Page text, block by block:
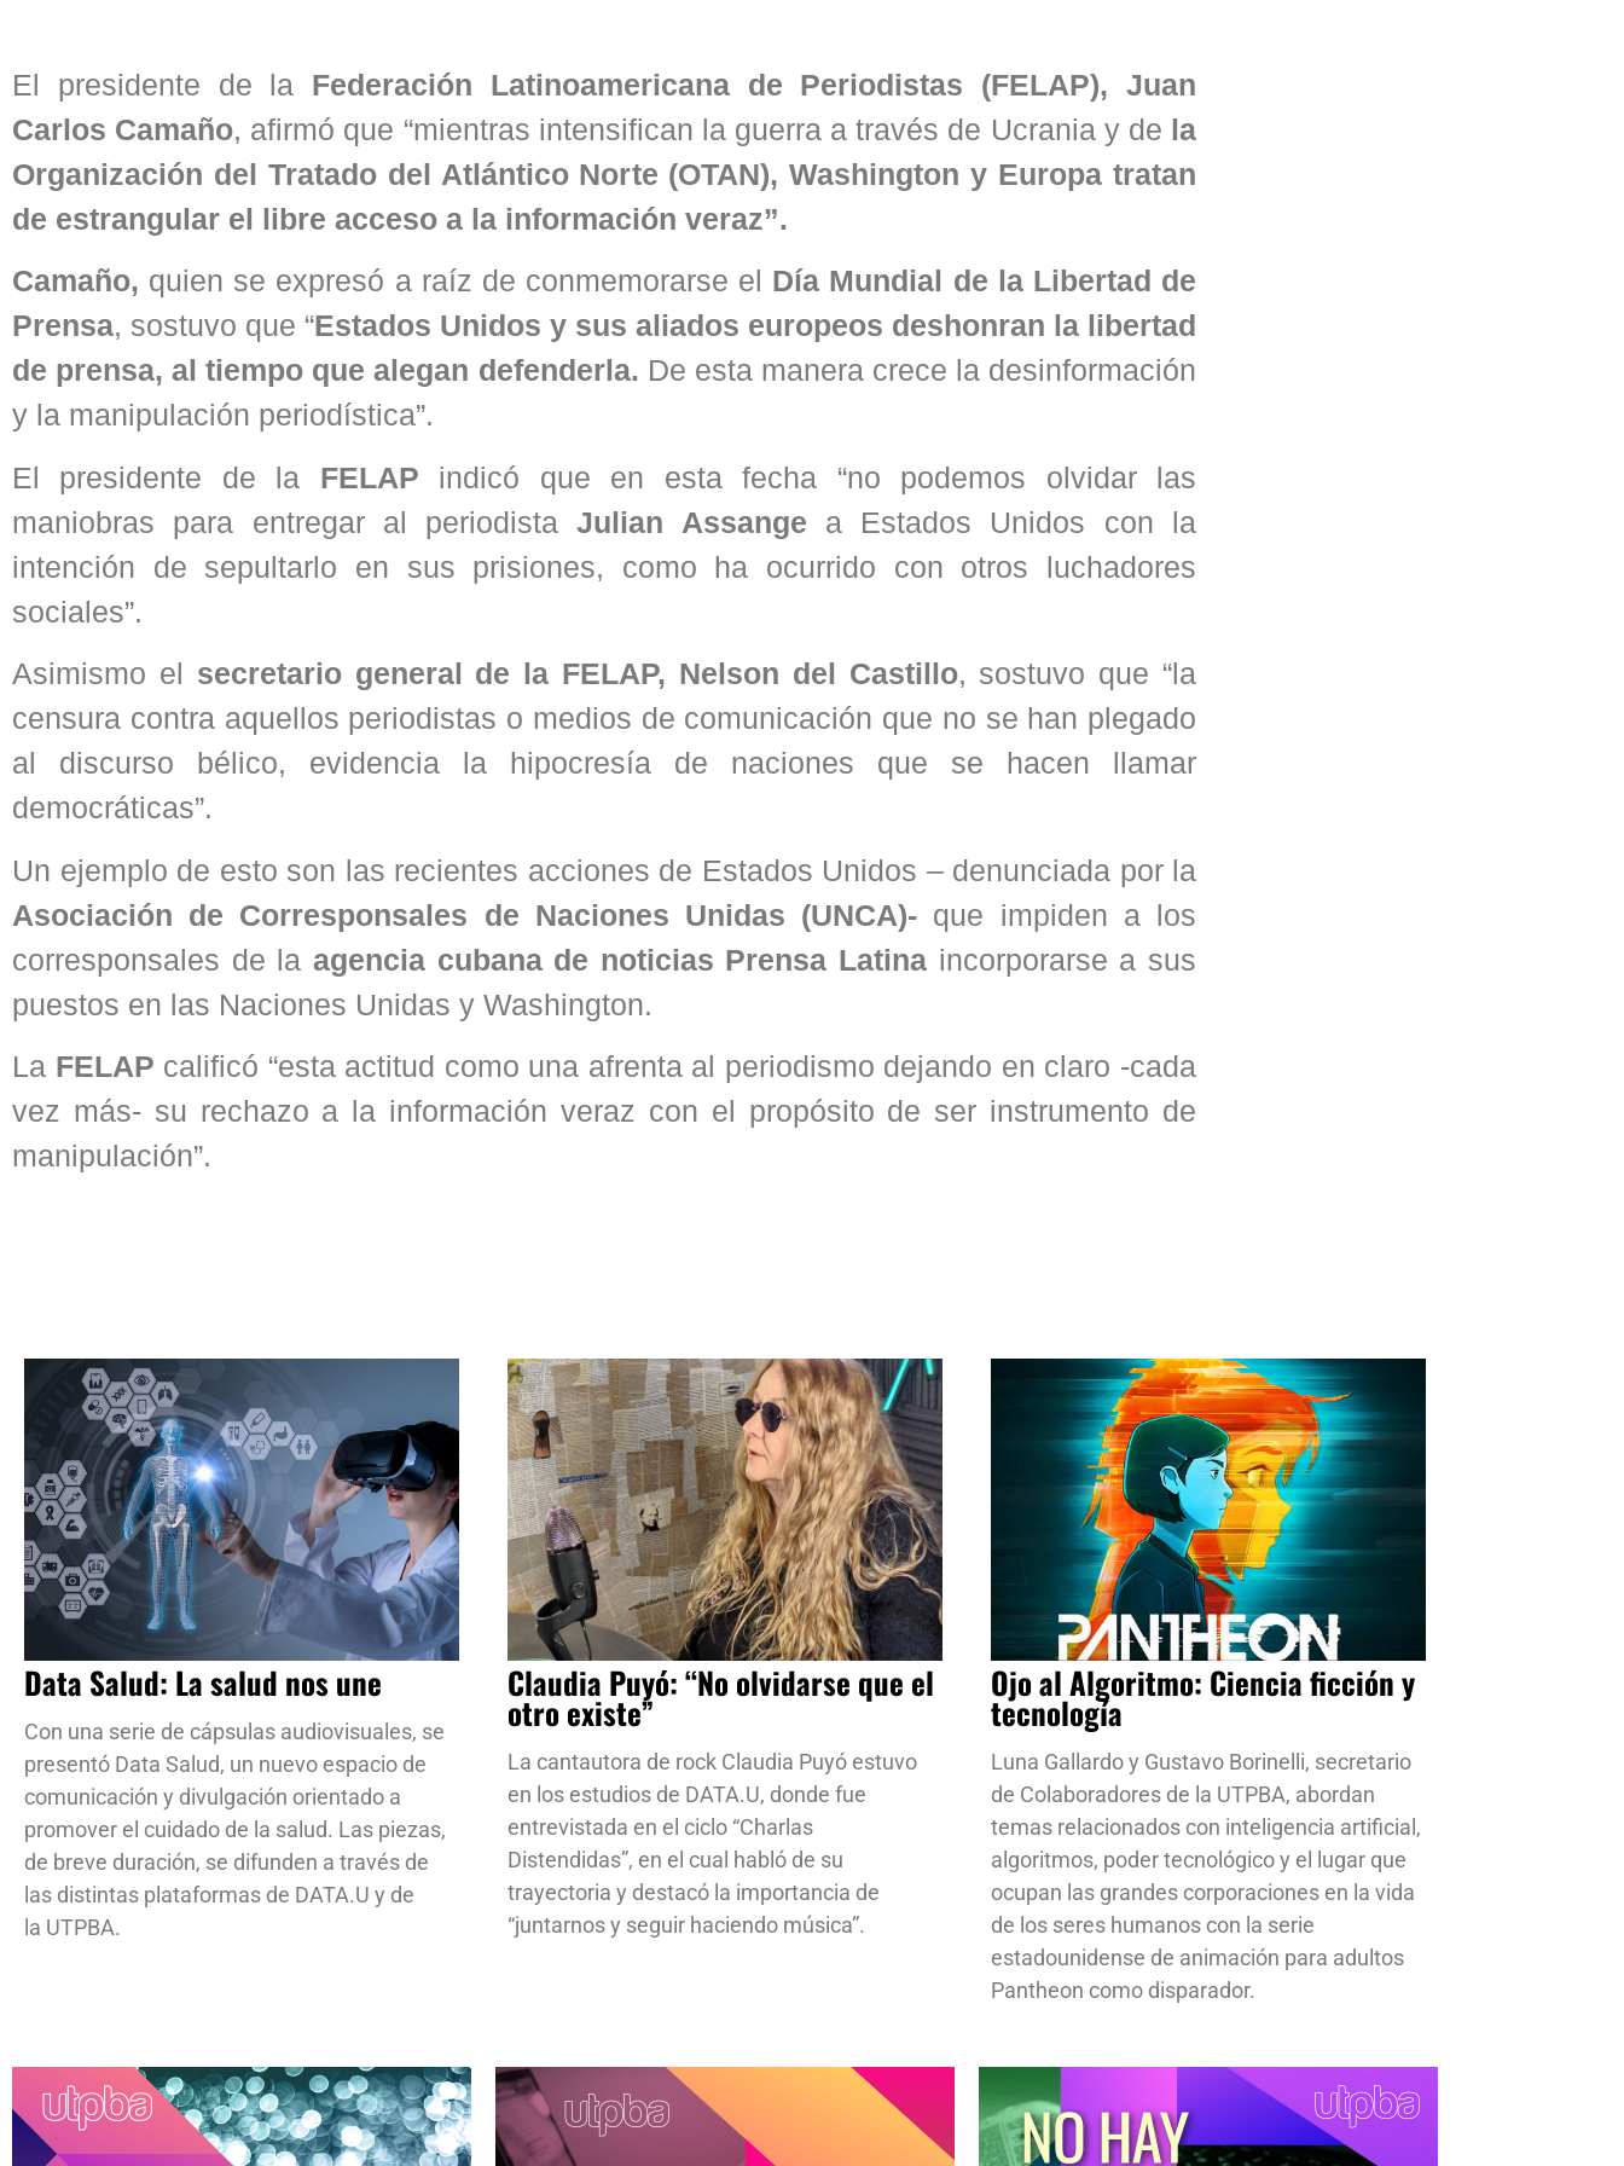
El presidente de la Federación Latinoamericana de Periodistas (FELAP), Juan
Carlos Camaño, afirmó que “mientras intensifican la guerra a través de Ucrania y de la
Organización del Tratado del Atlántico Norte (OTAN), Washington y Europa tratan
de estrangular el libre acceso a la información veraz”.
Camaño, quien se expresó a raíz de conmemorarse el Día Mundial de la Libertad de
Prensa, sostuvo que “Estados Unidos y sus aliados europeos deshonran la libertad
de prensa, al tiempo que alegan defenderla. De esta manera crece la desinformación
y la manipulación periodística”.
El presidente de la FELAP indicó que en esta fecha “no podemos olvidar las
maniobras para entregar al periodistaJulian Assange a Estados Unidos con la
intención de sepultarlo en sus prisiones, como ha ocurrido con otros luchadores
sociales”.
Asimismo el secretario general de la FELAP, Nelson del Castillo, sostuvo que “la
censura contra aquellos periodistas o medios de comunicación que no se han plegado
al discurso bélico, evidencia la hipocresía de naciones que se hacen llamar
democráticas”.
Un ejemplo de esto son las recientes acciones de Estados Unidos – denunciada por la
Asociación de Corresponsales de Naciones Unidas (UNCA)- que impiden a los
corresponsales de la agencia cubana de noticias Prensa Latina incorporarse a sus
puestos en las Naciones Unidas y Washington.
La FELAP calificó “esta actitud como una afrenta al periodismo dejando en claro -cada
vez más- su rechazo a la información veraz con el propósito de ser instrumento de
manipulación”.
Data Salud: La salud nos une
Con una serie de cápsulas audiovisuales, se
presentó Data Salud, un nuevo espacio de
comunicación y divulgación orientado a
promover el cuidado de la salud. Las piezas,
de breve duración, se difunden a través de
las distintas plataformas de DATA.U y de
la UTPBA.
Claudia Puyó: “No olvidarse que el
otro existe”
La cantautora de rock Claudia Puyó estuvo
en los estudios de DATA.U, donde fue
entrevistada en el ciclo “Charlas
Distendidas”, en el cual habló de su
trayectoria y destacó la importancia de
“juntarnos y seguir haciendo música”.
Ojo al Algoritmo: Ciencia ficción y
tecnología
Luna Gallardo y Gustavo Borinelli, secretario
de Colaboradores de la UTPBA, abordan
temas relacionados con inteligencia artificial,
algoritmos, poder tecnológico y el lugar que
ocupan las grandes corporaciones en la vida
de los seres humanos con la serie
estadounidense de animación para adultos
Pantheon como disparador.